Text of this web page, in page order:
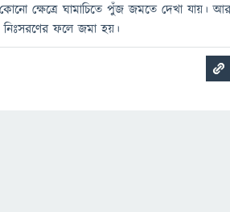
ক্ষেত্রে ঘামাচিতে পুঁজ জমতে দেখা যায়।
নিঃসরণের ফলে জমা হয়।